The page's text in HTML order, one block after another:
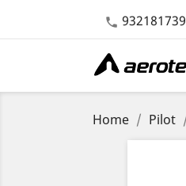
 932181739
Home Pilot